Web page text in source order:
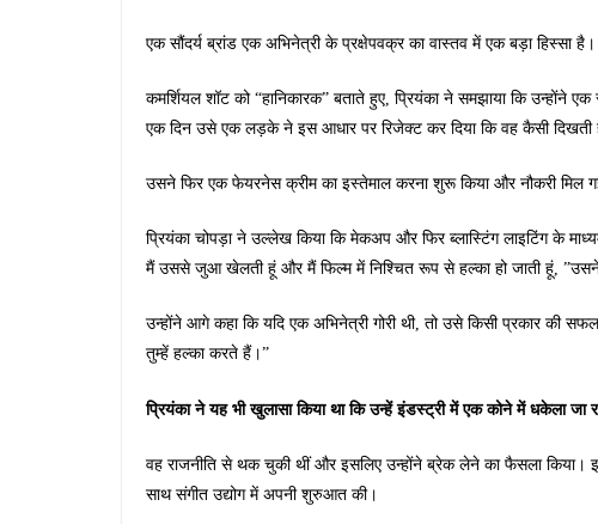
एक सौंदर्य ब्रांड एक अभिनेत्री के प्रक्षेपवक्र का वास्तव में एक बड़ा हिस्सा
कमर्शियल शॉट को “हानिकारक” बताते हुए, प्रियंका ने समझाया कि उन्होंने
एक दिन उसे एक लड़के ने इस आधार पर रिजेक्ट कर दिया कि वह कैसी दिखती
उसने फिर एक फेयरनेस क्रीम का इस्तेमाल करना शुरू किया और नौकरी
प्रियंका चोपड़ा ने उल्लेख किया कि मेकअप और फिर ब्लास्टिंग लाइटिंग के
मैं उससे जुआ खेलती हूं और मैं फिल्म में निश्चित रूप से हल्का हो जाती हूं,
उन्होंने आगे कहा कि यदि एक अभिनेत्री गोरी थी, तो उसे किसी प्रकार की
तुम्हें हल्का करते हैं।”
प्रियंका ने यह भी खुलासा किया था कि उन्हें इंडस्ट्री में एक कोने में धकेला जा
वह राजनीति से थक चुकी थीं और इसलिए उन्होंने ब्रेक लेने का फैसला
साथ संगीत उद्योग में अपनी शुरुआत की।